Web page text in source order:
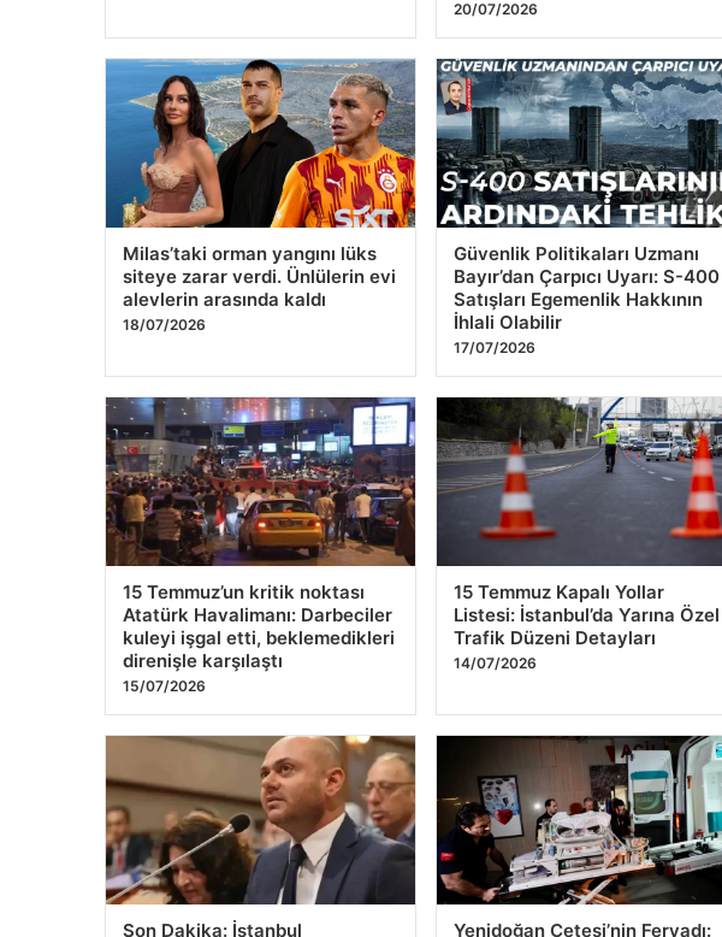
DEM Parti İmralı heyeti
duyurdu: Abdullah Öcalan
‘yasal zemin’ çağrısı yaptı
21/07/2026
Altın fiyatları canlı 2 Nisan
2026: Altın fiyatları ne kadar
oldu? Gram, çeyrek, yarım ve
cumhuriyet altını alış satış
fiyatları
20/07/2026
Milas’taki orman yangını lüks
siteye zarar verdi. Ünlülerin evi
alevlerin arasında kaldı
18/07/2026
Güvenlik Politikaları Uzmanı
Bayır’dan Çarpıcı Uyarı: S-400
Satışları Egemenlik Hakkının
İhlali Olabilir
17/07/2026
15 Temmuz’un kritik noktası
Atatürk Havalimanı: Darbeciler
kuleyi işgal etti, beklemedikleri
direnişle karşılaştı
15 Temmuz Kapalı Yollar
Listesi: İstanbul’da Yarına Özel
Trafik Düzeni Detayları
14/07/2026